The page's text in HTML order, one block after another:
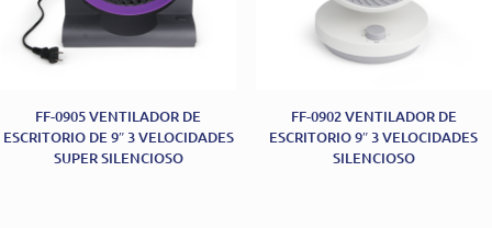
FF-0905 VENTILADOR DE
ESCRITORIO DE 9″ 3 VELOCIDADES
SUPER SILENCIOSO
FF-0902 VENTILADOR DE
ESCRITORIO 9″ 3 VELOCIDADES
SILENCIOSO